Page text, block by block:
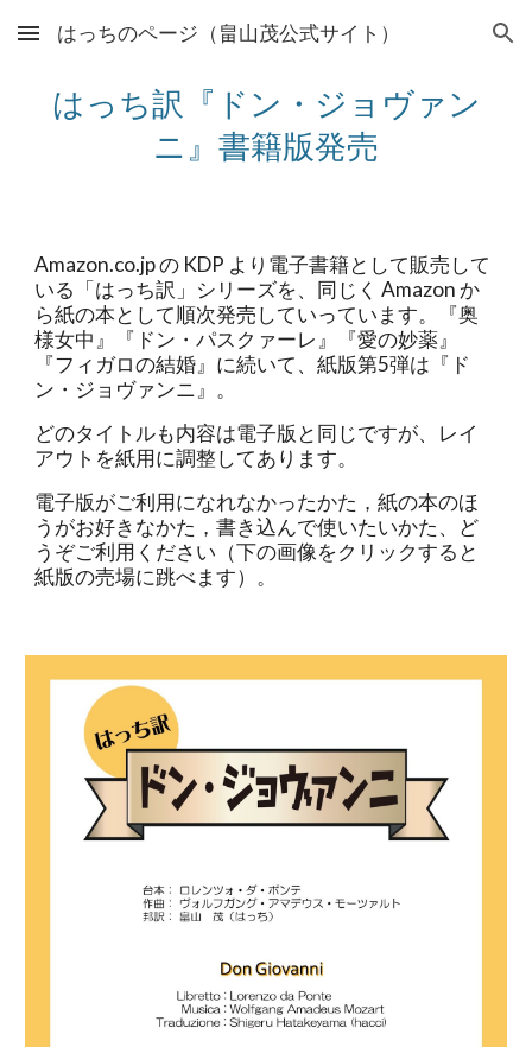
Skip to main content Skip to navigation
はっちのページ（畠山茂公式サイト）
はっち訳『ドン・ジョヴァン
ニ』書籍版発売
Amazon.co.jp の KDP より電子書籍として販売して
いる「はっち訳」シリーズを、同じく Amazon か
ら紙の本として順次発売していっています。『奥
様女中』『ドン・パスクァーレ』『愛の妙薬』
『フィガロの結婚』に続いて、紙版第5弾は『ド
ン・ジョヴァンニ』。
どのタイトルも内容は電子版と同じですが、レイ
アウトを紙用に調整してあります。
電子版がご利用になれなかったかた，紙の本のほ
うがお好きなかた，書き込んで使いたいかた、ど
うぞご利用ください（下の画像をクリックすると
紙版の売場に跳べます）。